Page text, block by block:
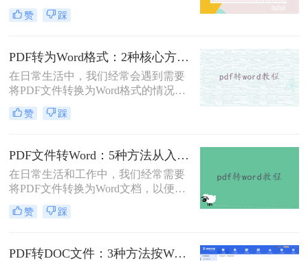
求。PDF格式的文件如何转Word一直
是困扰许多用户的难题。无论是需要
调整报告格式，掌握高效的PDF转
Word技巧都至关重要。本文将为您详
细介绍几种经过实践验证的有效方
法，帮助您快速解决格式转换问题。
赞 踩
PDF转为Word格式：2种核心方法的适用场景和操作差异！
在日常生活中，我们经常会遇到需要
将PDF文件转换为Word格式的情况，
以便于编辑和修改文件内容。那么如
何将pdf转为word格式呢？本文将介绍
赞 踩
PDF文件转Word：5种方法从入门到避坑的实操指南！
在日常生活和工作中，我们经常需要
将PDF文件转换为Word文档，以便于
编辑和修改。那么怎么把pdf文件转换
成word呢？本文将详细介绍几种将
助大家轻松应对这一需求。
赞 踩
PDF转DOC文件：3种方法按Word版本兼容性选择！